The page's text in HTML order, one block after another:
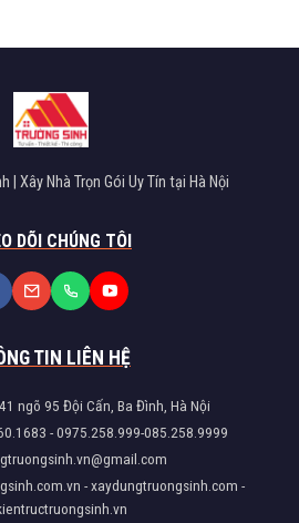
| Xây Nhà Trọn Gói Uy Tín tại Hà Nội
DÕI CHÚNG TÔI
TIN LIÊN HỆ
ngõ 95 Đội Cấn, Ba Đình, Hà Nội
- 0975.258.999-085.258.9999
- xaydungtruongsinh.com -